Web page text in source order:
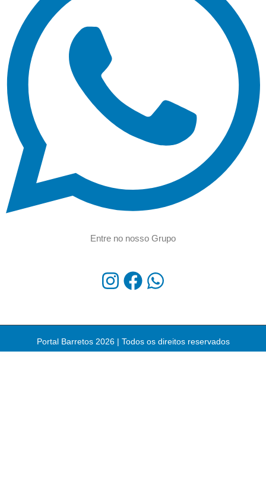
Entre no nosso Grupo
Portal Barretos 2026 | Todos os direitos reservados